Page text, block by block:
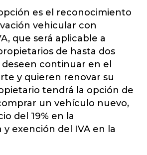
es el reconocimiento
vehicular con
que será aplicable a
de hasta dos
continuar en el
y quieren renovar su
tendrá la opción de
un vehículo nuevo,
del 19% en la
exención del IVA en la